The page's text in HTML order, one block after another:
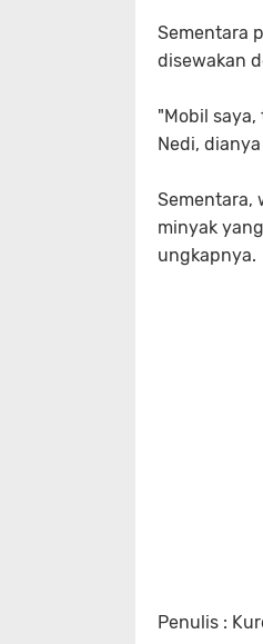
Sementara
disewakan
"Mobil
Nedi,
Sementara,
minyak
ungkapnya.
Penulis :